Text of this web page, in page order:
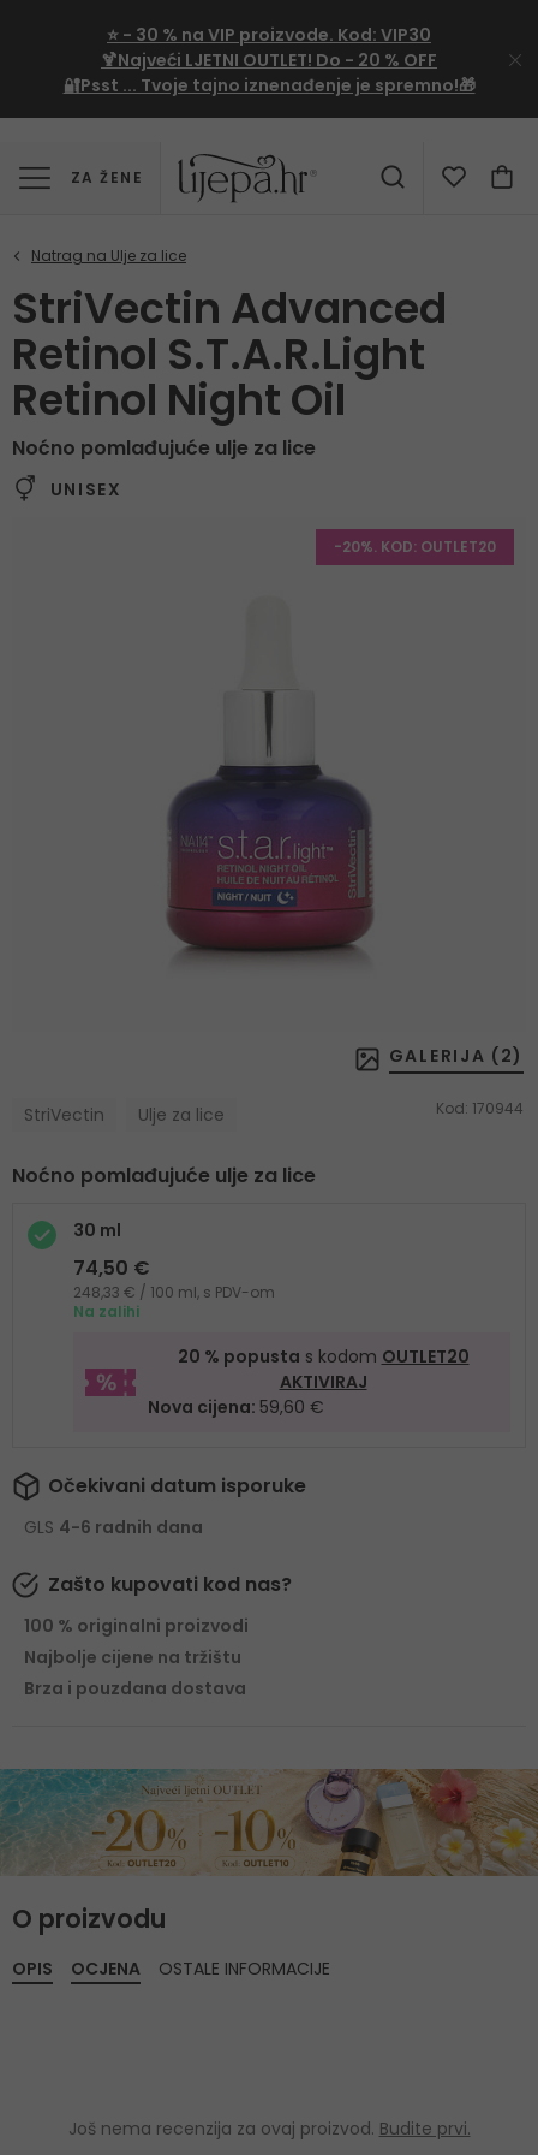
⭐ - 30 % na VIP proizvode. Kod: VIP30
🍹Najveći LJETNI OUTLET! Do - 20 % OFF
🔐Psst ... Tvoje tajno iznenađenje je spremno!🎁
ZA ŽENE
StriVectin Advanced
Retinol S.T.A.R.Light
Retinol Night Oil
Noćno pomlađujuće ulje za lice
UNISEX
-20%. KOD: OUTLET20
GALERIJA ( 2)
StriVectin Ulje za lice Kod: 170944
Noćno pomlađujuće ulje za lice
30 ml
74,50 €
248,33 € / 100 ml, s PDV-om
Na zalihi
20 % popusta s kodom OUTLET20
AKTIVIRAJ
Nova cijena: 59,60 €
Očekivani datum isporuke
GLS 4-6 radnih dana
Zašto kupovati kod nas?
100 % originalni proizvodi
Najbolje cijene na tržištu
Brza i pouzdana dostava
O proizvodu
OPIS OCJENA
Još nema recenzija za ovaj proizvod. Budite prvi.
OSTALE INFORMACIJE